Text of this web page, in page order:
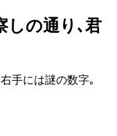
しの通り､君
手には謎の数字｡